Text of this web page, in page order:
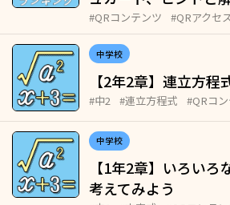
#QRコンテンツ #QRアクセ
中学校
【2年2章】連立方程
#中2 #連立方程式 #QRコ
中学校
【1年2章】いろい
考えてみよう